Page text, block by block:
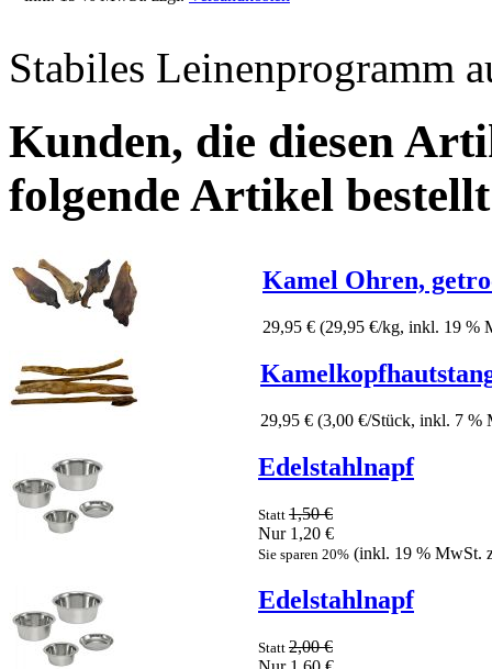
Stabiles Leinenprogramm
Kunden, die diesen
folgende Artikel
Kamel Ohren,
29,95 € (29,95 €/kg, inkl. 19 %
29,95 € (3,00 €/Stück, inkl. 7 %
Edelstahlnapf
Statt 1,50 €
Nur 1,20 €
Sie sparen 20% (inkl. 19 % MwSt.
Edelstahlnapf
Statt 2,00 €